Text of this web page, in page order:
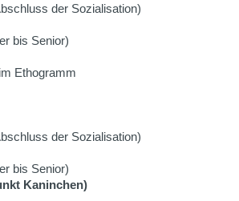
der Sozialisation)
bis Senior)
Ethogramm
der Sozialisation)
bis Senior)
Kaninchen)